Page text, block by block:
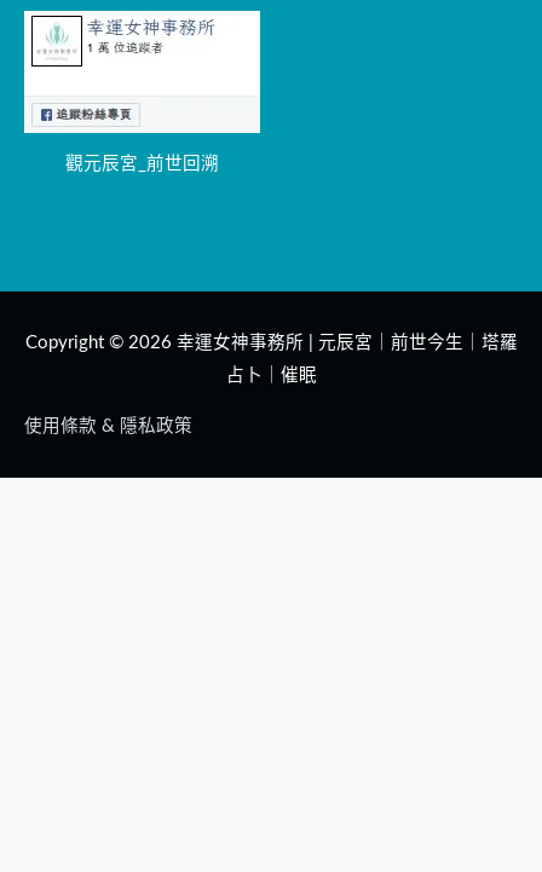
觀元辰宮_前世回溯
Copyright © 2026 幸運女神事務所 | 元辰宮｜前世今生｜塔羅
占卜｜催眠
使用條款 & 隱私政策